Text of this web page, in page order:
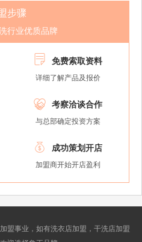
步骤
行业优质品牌
 免费索取资料
详细了解产品及报价
 考察洽谈合作
与总部确定投资方案
 成功策划开店
加盟商开始开店盈利
盟事业，如有洗衣店加盟，干洗店加盟